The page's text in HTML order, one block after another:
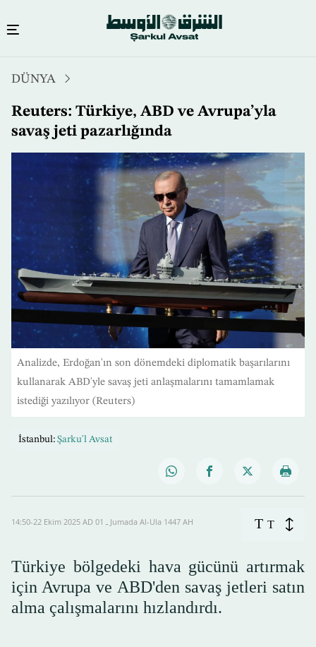
içeriğe
atla
DÜNYA
Reuters: Türkiye, ABD ve Avrupa’yla
savaş jeti pazarlığında
Analizde, Erdoğan'ın son dönemdeki diplomatik başarılarını
kullanarak ABD'yle savaş jeti anlaşmalarını tamamlamak
istediği yazılıyor (Reuters)
İstanbul: Şarku'l Avsat
14:50-22 Ekim 2025 AD ـ 01 Jumada Al-Ula 1447 AH T T
Türkiye bölgedeki hava gücünü artırmak
için Avrupa ve ABD'den savaş jetleri satın
alma çalışmalarını hızlandırdı.